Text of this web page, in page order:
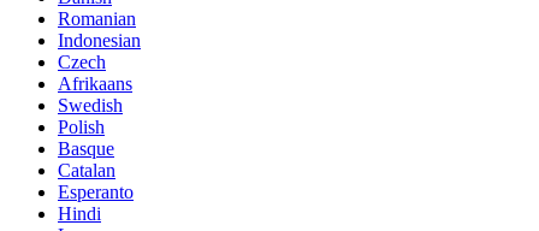
Romanian
Indonesian
Czech
Afrikaans
Swedish
Polish
Basque
Catalan
Esperanto
Hindi